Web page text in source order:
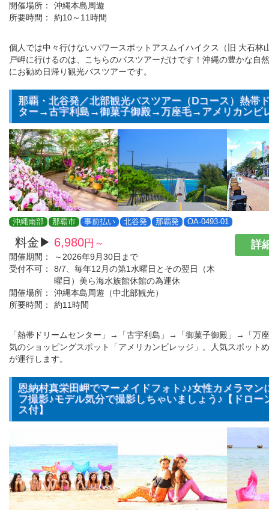
開催場所：
沖縄本島周遊
所要時間：
約10～11時間
個人では中々行けないパワースポットアスムイハイクス（旧 大石林
戸岬に行けるのは、こちらのバスツアーだけです！沖縄の豊かな自
にお勧め日帰り観光バスツアーです。
那覇・北谷発／北部観光バスツアー（Dコース）熱帯
ター→古宇利島→御菓子御殿→万座毛→アメリカンビ
沖縄南部 那覇市 事前払い 北谷発 那覇発 OA-0493-01
料金▶ 6,980円～
開催期間：
～2026年9月30日まで
受付不可：
8/7、毎年12月の第1水曜日とその翌日（木
曜日）美ら海水族館休館の為運休
開催場所：
沖縄本島周遊（中北部観光）
所要時間：
約11時間
詳
「熱帯ドリームセンター」→「古宇利島」→「御菓子御殿」→「万
気のショッピングスポット「アメリカンビレッジ」。人気スポット
が運行します。
恩納村真栄田岬でマーメイドフォト♪♪女性カメラマン
フ撮影♪モデル気分で撮影しちゃいましょう♪【ドロー
ス付】